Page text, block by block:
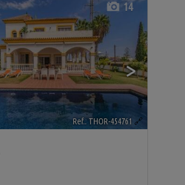
>
14
Ref.. THOR-454761 🔗